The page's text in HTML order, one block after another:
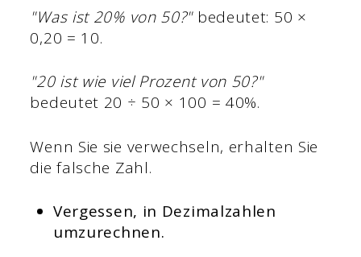
"Was ist 20% von 50?"bedeutet: 50 ×
0,20 = 10.
"20 ist wie viel Prozent von 50?"
bedeutet 20 ÷ 50 × 100 = 40%.
Wenn Sie sie verwechseln, erhalten Sie
die falsche Zahl.
Vergessen, in Dezimalzahlen
umzurechnen.